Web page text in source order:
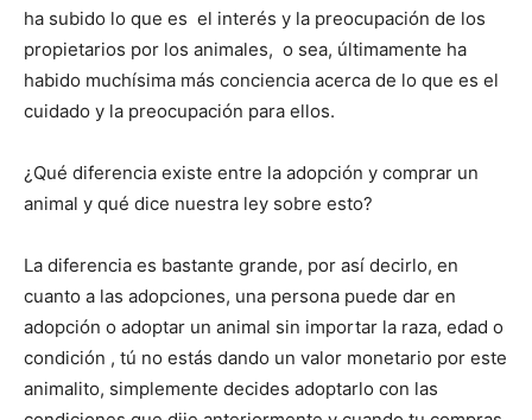
ha subido lo que es el interés y la preocupación de los
propietarios por los animales, o sea, últimamente ha
habido muchísima más conciencia acerca de lo que es el
cuidado y la preocupación para ellos.
¿Qué diferencia existe entre la adopción y comprar un
animal y qué dice nuestra ley sobre esto?
La diferencia es bastante grande, por así decirlo, en
cuanto a las adopciones, una persona puede dar en
adopción o adoptar un animal sin importar la raza, edad o
condición , tú no estás dando un valor monetario por este
animalito, simplemente decides adoptarlo con las